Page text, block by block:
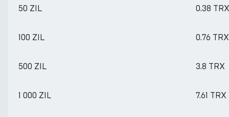
50 ZIL 0.38 TRX
100 ZIL 0.76 TRX
500 ZIL 3.8 TRX
1 000 ZIL 7.61 TRX